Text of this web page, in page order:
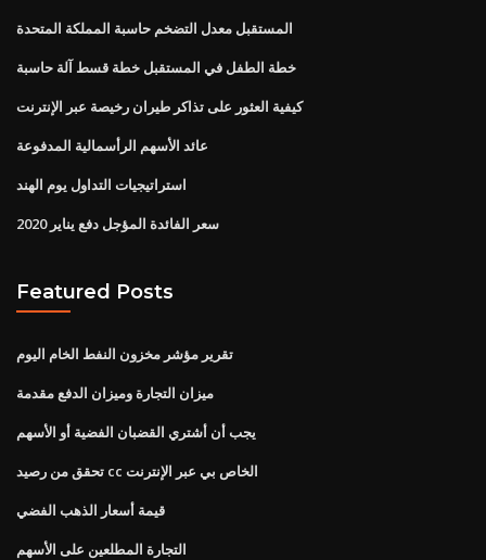
المستقبل معدل التضخم حاسبة المملكة المتحدة
خطة الطفل في المستقبل خطة قسط آلة حاسبة
كيفية العثور على تذاكر طيران رخيصة عبر الإنترنت
عائد الأسهم الرأسمالية المدفوعة
استراتيجيات التداول يوم الهند
سعر الفائدة المؤجل دفع يناير 2020
Featured Posts
تقرير مؤشر مخزون النفط الخام اليوم
ميزان التجارة وميزان الدفع مقدمة
يجب أن أشتري القضبان الفضية أو الأسهم
تحقق من رصيد cc الخاص بي عبر الإنترنت
قيمة أسعار الذهب الفضي
التجارة المطلعين على الأسهم